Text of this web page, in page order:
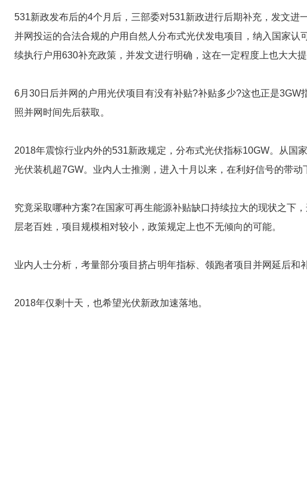
531新政发布后的4个月后，三部委对531新政进行后期补充，发文进
并网投运的合法合规的户用自然人分布式光伏发电项目，纳入国家
续执行户用630补充政策，并发文进行明确，这在一定程度上也大大提
6月30日后并网的户用光伏项目有没有补贴?补贴多少?这也正是
照并网时间先后获取。
2018年震惊行业内外的531新政规定，分布式光伏指标10GW。从国
光伏装机超7GW。业内人士推测，进入十月以来，在利好信号的带
究竟采取哪种方案?在国家可再生能源补贴缺口持续拉大的现状之下
层老百姓，项目规模相对较小，政策规定上也不无倾向的可能。
业内人士分析，考量部分项目挤占明年指标、领跑者项目并网延后
2018年仅剩十天，也希望光伏新政加速落地。